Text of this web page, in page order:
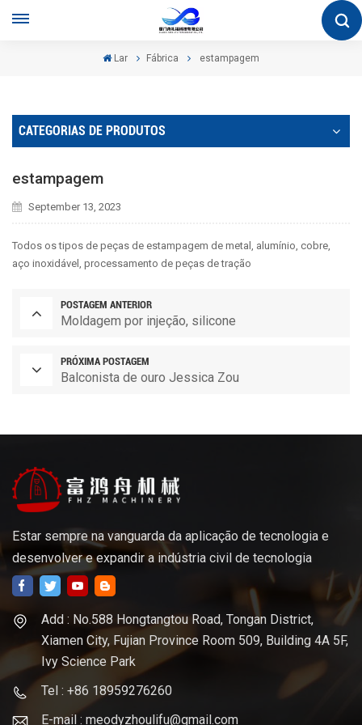
Lar Fábrica estampagem
CATEGORIAS DE PRODUTOS
estampagem
September 13, 2023
Todos os tipos de peças de estampagem de metal, alumínio, cobre,
aço inoxidável, processamento de peças de tração
POSTAGEM ANTERIOR
Moldagem por injeção, silicone
PRÓXIMA POSTAGEM
Balconista de ouro Jessica Zou
Estar sempre na vanguarda da aplicação de tecnologia e
desenvolver e expandir a indústria civil de tecnologia
Add : No.588 Hongtangtou Road, Tongan District,
Xiamen City, Fujian Province Room 509, Building 4A 5F,
Ivy Science Park
Tel : +86 18959276260
E-mail : meodyzhoulifu@gmail.com